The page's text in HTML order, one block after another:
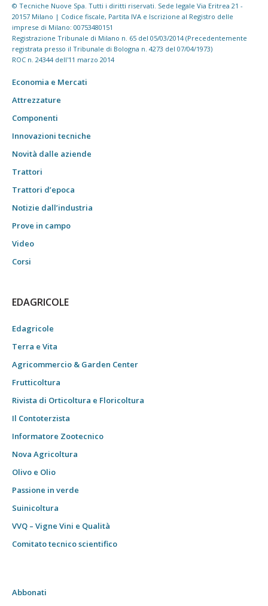
© Tecniche Nuove Spa. Tutti i diritti riservati. Sede legale Via Eritrea 21 -
20157 Milano | Codice fiscale, Partita IVA e Iscrizione al Registro delle
imprese di Milano: 00753480151
Registrazione Tribunale di Milano n. 65 del 05/03/2014 (Precedentemente
registrata presso il Tribunale di Bologna n. 4273 del 07/04/1973)
ROC n. 24344 dell'11 marzo 2014
Economia e Mercati
Attrezzature
Componenti
Innovazioni tecniche
Novità dalle aziende
Trattori
Trattori d’epoca
Notizie dall’industria
Prove in campo
Video
Corsi
EDAGRICOLE
Edagricole
Terra e Vita
Agricommercio & Garden Center
Frutticoltura
Rivista di Orticoltura e Floricoltura
Il Contoterzista
Informatore Zootecnico
Nova Agricoltura
Olivo e Olio
Passione in verde
Suinicoltura
VVQ – Vigne Vini e Qualità
Comitato tecnico scientifico
Abbonati